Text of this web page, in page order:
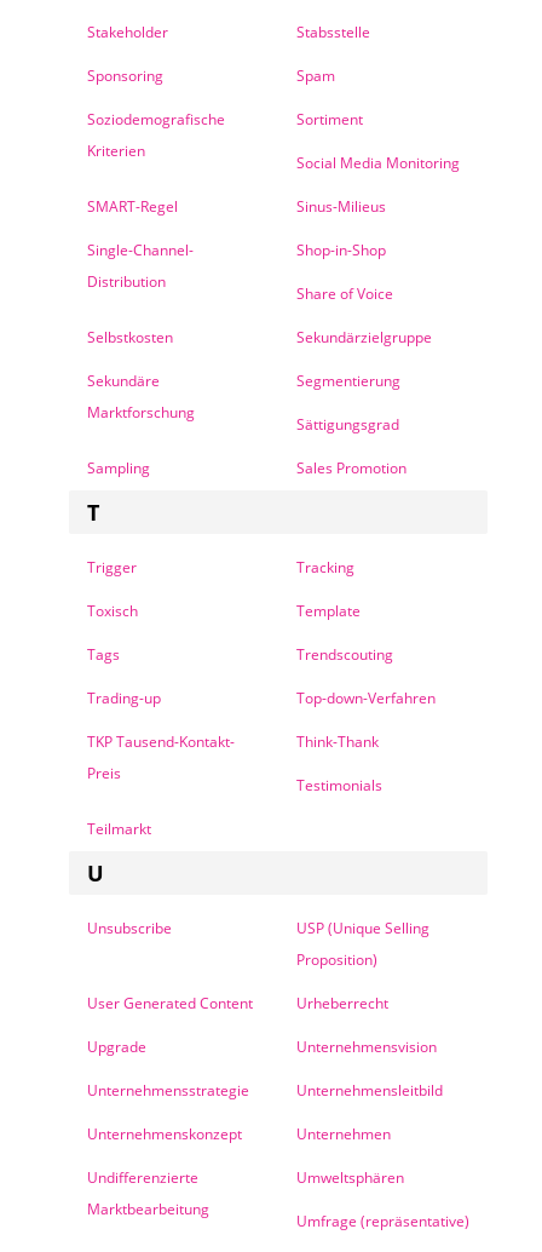
Stakeholder Stabsstelle
Sponsoring Spam
Soziodemografische
Kriterien
Sortiment
Social Media Monitoring
SMART-Regel Sinus-Milieus
Single-Channel-
Distribution
Shop-in-Shop
Share of Voice
Selbstkosten Sekundärzielgruppe
Sekundäre
Marktforschung
Segmentierung
Sättigungsgrad
Sampling Sales Promotion
T
Trigger Tracking
Toxisch Template
Tags Trendscouting
Trading-up Top-down-Verfahren
TKP Tausend-Kontakt-
Preis
Think-Thank
Testimonials
Teilmarkt
U
Unsubscribe
USP (Unique Selling
Proposition)
User Generated Content Urheberrecht
Upgrade Unternehmensvision
Unternehmensstrategie Unternehmensleitbild
Unternehmenskonzept Unternehmen
Undifferenzierte
Marktbearbeitung
Umweltsphären
Umfrage (repräsentative)